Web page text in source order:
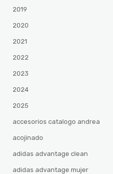
2019
2020
2021
2022
2023
2024
2025
accesorios catalogo andrea
acojinado
adidas advantage clean
adidas advantage mujer